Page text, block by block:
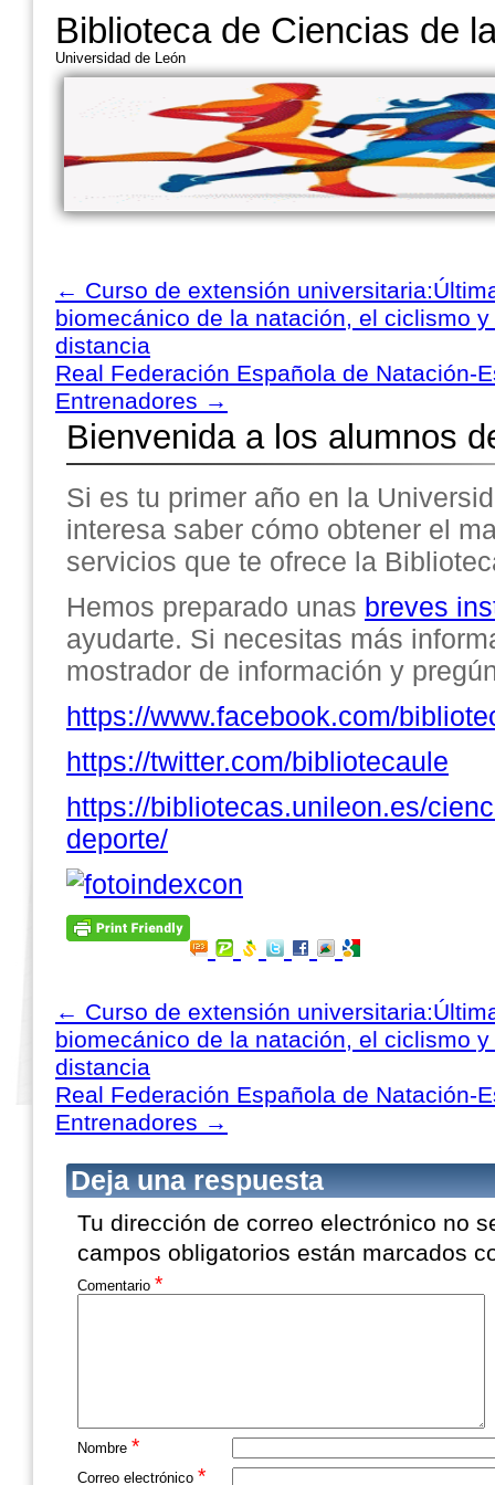
Biblioteca de Ciencias de
Universidad de León
← Curso de extensión
biomecánico de la natación, el ciclismo
distancia
Real Federación Española de Natación-
Entrenadores →
Bienvenida a los alumnos
Si es tu primer año en la
interesa saber cómo obtener el
servicios que te ofrece la
Hemos preparado unas breves
ayudarte. Si necesitas más
mostrador de información y
https://www.facebook.com/
https://twitter.com/bibliotecaule
https://bibliotecas.unileon.es/
deporte/
← Curso de extensión
biomecánico de la natación, el ciclismo
distancia
Real Federación Española de Natación-
Entrenadores →
Deja una respuesta
Tu dirección de correo electrónico no
campos obligatorios están marcados
Comentario *
Nombre *
Correo electrónico *